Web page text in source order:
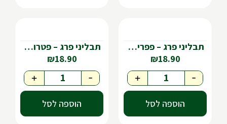
תבליני פרג – פפריקה מתוקה
₪18.90
-
+
הוספה לסל
תבליני פרג – פטרוזליה
₪18.90
-
+
הוספה לסל